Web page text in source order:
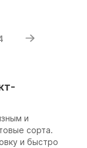
и
сорта.
и быстро